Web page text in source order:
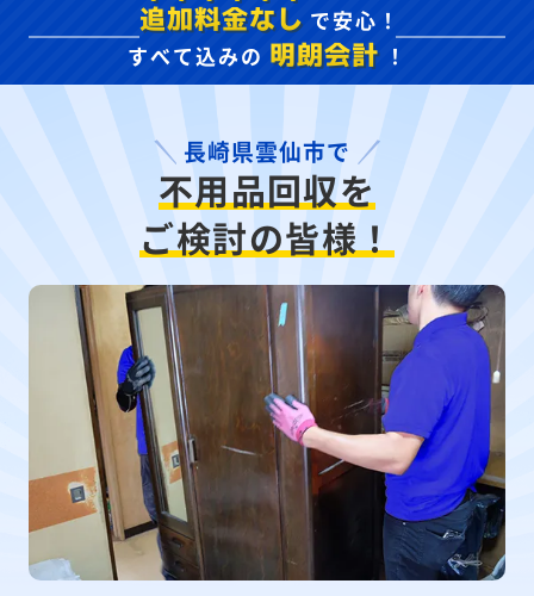
追加料金なし で安心！
すべて込みの 明朗会計 ！
長崎県雲仙市で
不用品回収を
ご検討の皆様！